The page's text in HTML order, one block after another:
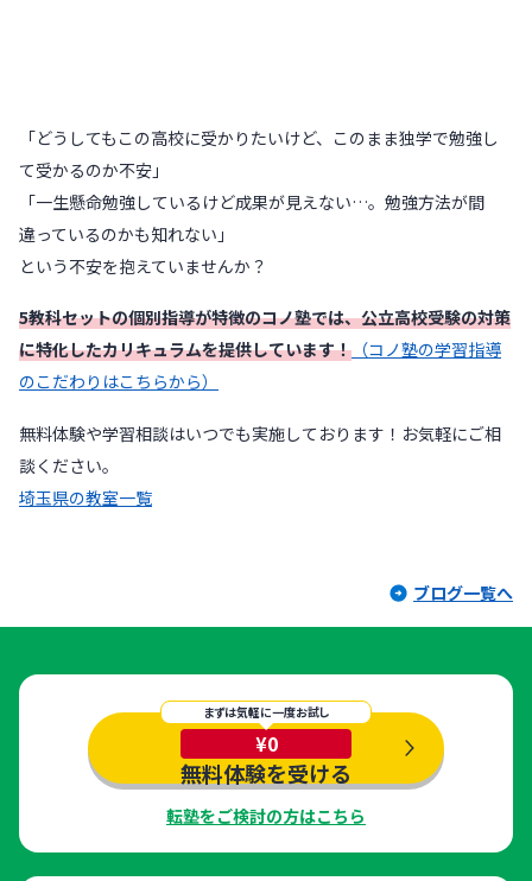
「どうしてもこの高校に受かりたいけど、このまま独学で勉強し
て受かるのか不安」
「一生懸命勉強しているけど成果が見えない…。勉強方法が間
違っているのかも知れない」
という不安を抱えていませんか？
5教科セットの個別指導が特徴のコノ塾では、公立高校受験の対策
に特化したカリキュラムを提供しています！ （コノ塾の学習指導
のこだわりはこちらから）
無料体験や学習相談はいつでも実施しております！お気軽にご相
談ください。
埼玉県の教室一覧
ブログ一覧へ
まずは気軽に一度お試し
¥0
無料体験を受ける
転塾をご検討の方はこちら